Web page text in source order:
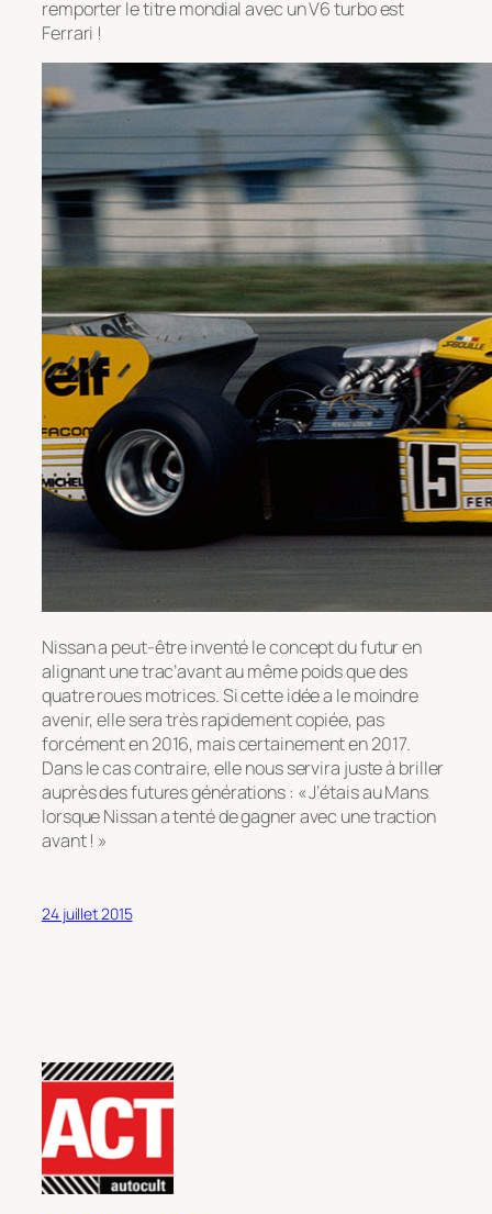
remporter le titre mondial avec un V6 turbo est
Ferrari !
Nissan a peut-être inventé le concept du futur en
alignant une trac’avant au même poids que des
quatre roues motrices. Si cette idée a le moindre
avenir, elle sera très rapidement copiée, pas
forcément en 2016, mais certainement en 2017.
Dans le cas contraire, elle nous servira juste à briller
auprès des futures générations : « J’étais au Mans
lorsque Nissan a tenté de gagner avec une traction
avant ! »
24 juillet 2015